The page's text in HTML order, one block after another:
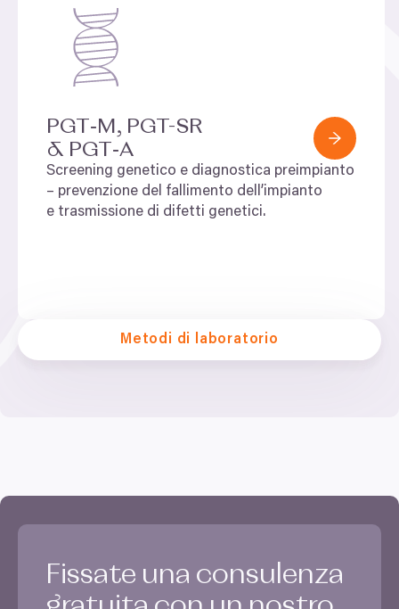
PGT‑M, PGT-SR
& PGT‑A
Screening genetico e diagnostica preimpianto
–⁠ prevenzione del fallimento dell’impianto
e trasmissione di difetti genetici.
Metodi di laboratorio
Fissate una consulenza